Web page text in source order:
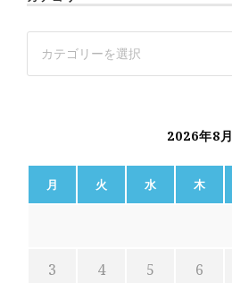
2026年8月
月 火 水 木
3 4 5 6